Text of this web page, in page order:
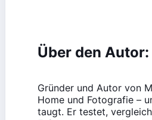
Über den Autor:
Gründer und Autor von
Home und Fotografie –
taugt. Er testet,